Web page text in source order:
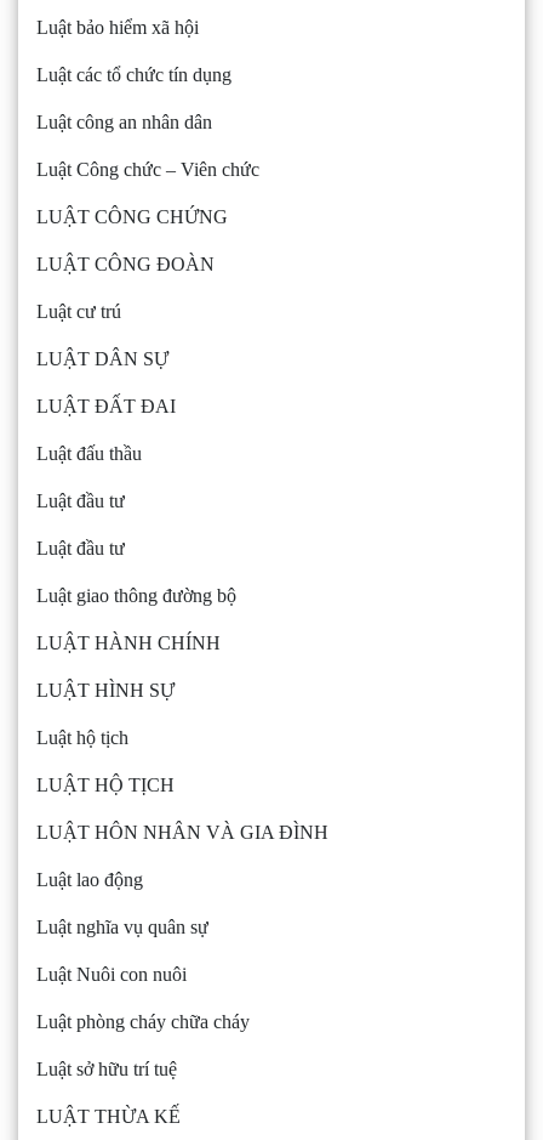
Luật bảo hiểm xã hội
Luật các tổ chức tín dụng
Luật công an nhân dân
Luật Công chức – Viên chức
LUẬT CÔNG CHỨNG
LUẬT CÔNG ĐOÀN
Luật cư trú
LUẬT DÂN SỰ
LUẬT ĐẤT ĐAI
Luật đấu thầu
Luật đầu tư
Luật đầu tư
Luật giao thông đường bộ
LUẬT HÀNH CHÍNH
LUẬT HÌNH SỰ
Luật hộ tịch
LUẬT HỘ TỊCH
LUẬT HÔN NHÂN VÀ GIA ĐÌNH
Luật lao động
Luật nghĩa vụ quân sự
Luật Nuôi con nuôi
Luật phòng cháy chữa cháy
Luật sở hữu trí tuệ
LUẬT THỪA KẾ